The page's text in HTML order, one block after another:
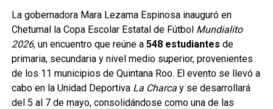
La gobernadora Mara Lezama Espinosa inauguró en
Chetumal la Copa Escolar Estatal de Fútbol Mundialito
2026, un encuentro que reúne a 548 estudiantes de
primaria, secundaria y nivel medio superior, provenientes
de los 11 municipios de Quintana Roo. El evento se llevó a
cabo en la Unidad Deportiva La Charcay se desarrollará
del 5 al 7 de mayo, consolidándose como una de las